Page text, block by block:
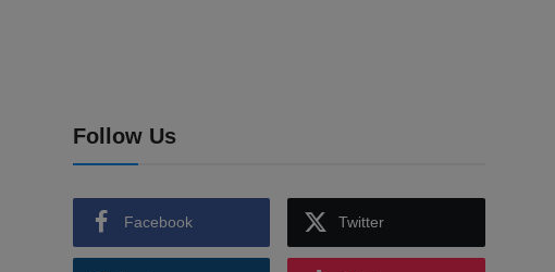
Follow Us
Facebook Twitter